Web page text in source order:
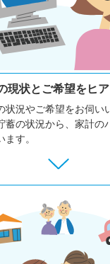
現状と ご希望をヒ
状況やご希望をお伺い
蓄の状況から、家計の
す。